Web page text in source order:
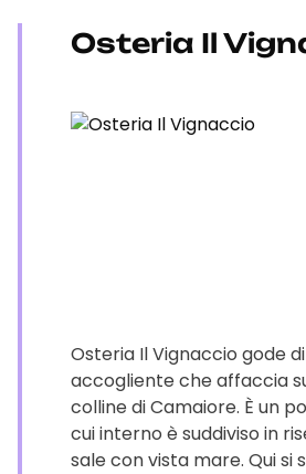
Osteria Il
Osteria Il Vignaccio gode
accogliente che affaccia
colline di Camaiore. È un
cui interno è suddiviso in
sale con vista mare. Qui si